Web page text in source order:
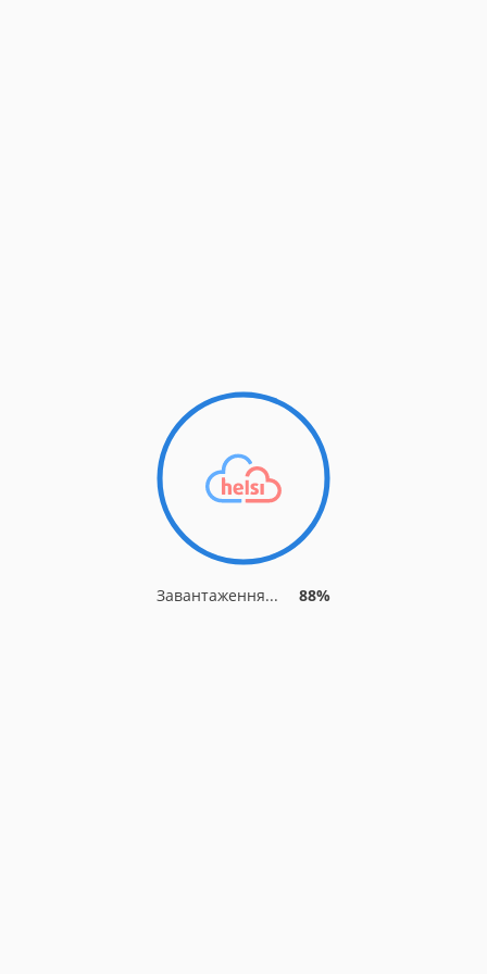
Завантаження... 95%